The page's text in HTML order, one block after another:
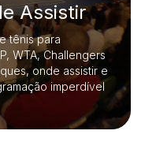
Assistir
tênis para
WTA, Challengers
onde assistir e
imperdível